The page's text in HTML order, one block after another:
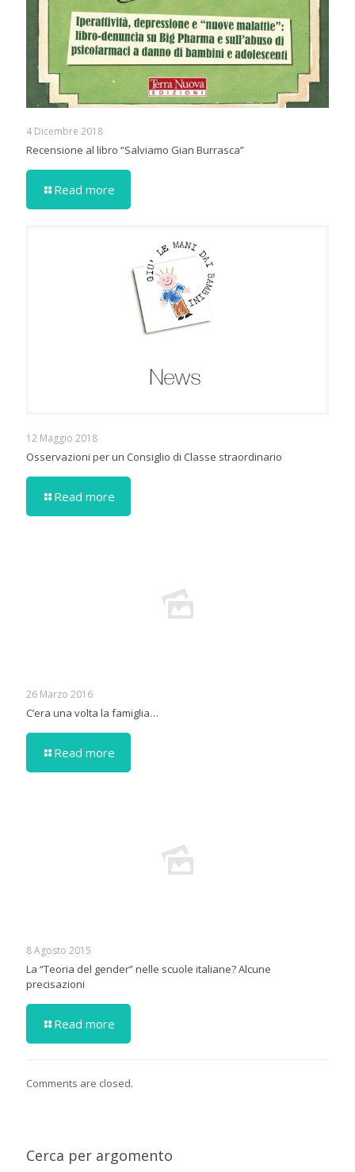
4 Dicembre 2018
Recensione al libro “Salviamo Gian Burrasca”
Read more
12 Maggio 2018
Osservazioni per un Consiglio di Classe straordinario
Read more
26 Marzo 2016
C’era una volta la famiglia…
Read more
8 Agosto 2015
La “Teoria del gender” nelle scuole italiane? Alcune
precisazioni
Read more
Comments are closed.
Cerca per argomento